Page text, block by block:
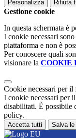
Personalizza Rifiuta
Gestione cookie
In questa schermata è
I cookie necessari
piattaforma e non è
Per conoscere quali
visionare la COOKIE
Cookie necessari per il
I cookie necessari per
disabilitati. È possibile
policy.
Accetta tutti Salva le